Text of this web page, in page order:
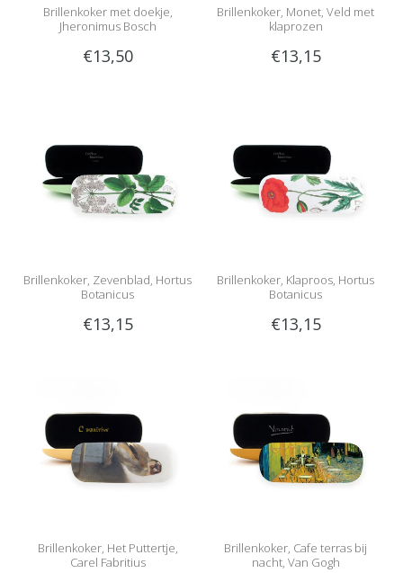
Brillenkoker met doekje,
Jheronimus Bosch
€13,50
Brillenkoker, Monet, Veld met
klaprozen
€13,15
Brillenkoker, Zevenblad, Hortus
Botanicus
€13,15
Brillenkoker, Klaproos, Hortus
Botanicus
€13,15
Brillenkoker, Het Puttertje,
Carel Fabritius
Brillenkoker, Cafe terras bij
nacht, Van Gogh